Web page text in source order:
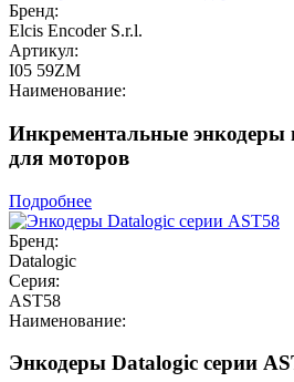
Бренд:
Elcis Encoder S.r.l.
Артикул:
I05 59ZM
Наименование:
Инкрементальные энкодеры
для моторов
Подробнее
Бренд:
Datalogic
Серия:
AST58
Наименование:
Энкодеры Datalogic серии